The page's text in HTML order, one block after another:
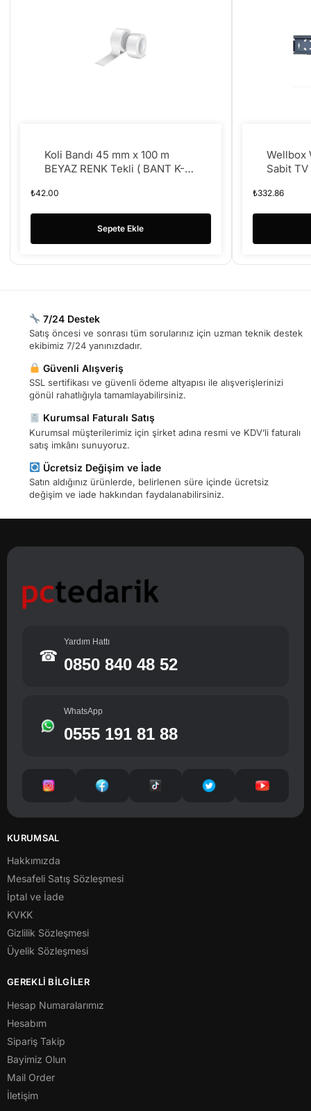
Koli Bandı 45 mm x 100 m
BEYAZ RENK Tekli ( BANT K-
₺42.00
Sepete Ekle
Wellbox
Sabit TV
₺332.86
7/24 Destek
Satış öncesi ve sonrası tüm sorularınız için uzman teknik destek
ekibimiz 7/24 yanınızdadır.
Güvenli Alışveriş
SSL sertifikası ve güvenli ödeme altyapısı ile alışverişlerinizi
gönül rahatlığıyla tamamlayabilirsiniz.
Kurumsal Faturalı Satış
Kurumsal müşterilerimiz için şirket adına resmi ve KDV’li faturalı
satış imkânı sunuyoruz.
Ücretsiz Değişim ve İade
Satın aldığınız ürünlerde, belirlenen süre içinde ücretsiz
değişim ve iade hakkından faydalanabilirsiniz.
☎
Yardım Hattı
0850 840 48 52
WhatsApp
0555 191 81 88
KURUMSAL
Hakkımızda
Mesafeli Satış Sözleşmesi
İptal ve İade
KVKK
Gizlilik Sözleşmesi
Üyelik Sözleşmesi
GEREKLİ BİLGİLER
Hesap Numaralarımız
Hesabım
Sipariş Takip
Bayimiz Olun
Mail Order
İletişim